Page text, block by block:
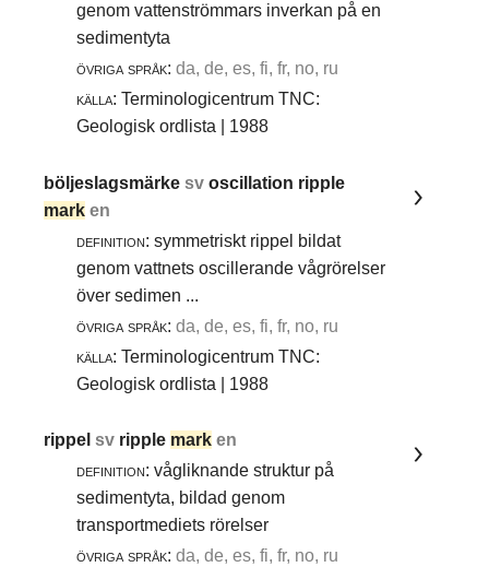
genom vattenströmmars inverkan på en
sedimentyta
övriga språk: da, de, es, fi, fr, no, ru
källa: Terminologicentrum TNC:
Geologisk ordlista | 1988
böljeslagsmärkesvoscillation ripple
mark en
definition: symmetriskt rippel bildat
genom vattnets oscillerande vågrörelser
över sedimen ...
övriga språk: da, de, es, fi, fr, no, ru
källa: Terminologicentrum TNC:
Geologisk ordlista | 1988
rippelsv ripple mark en
definition: vågliknande struktur på
sedimentyta, bildad genom
transportmediets rörelser
övriga språk: da, de, es, fi, fr, no, ru